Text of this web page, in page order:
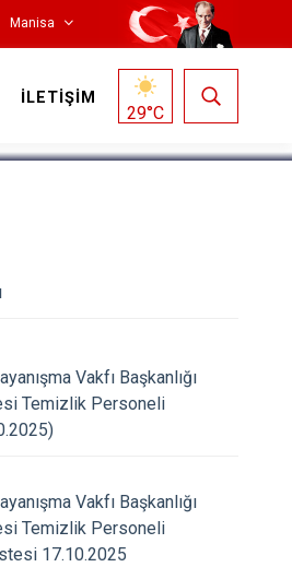
Manisa
İLETİŞİM
29°C
29.10.2022
Vakfı Başkanlığı
Temizlik Personeli
Vakfı Başkanlığı
Temizlik Personeli
17.10.2025